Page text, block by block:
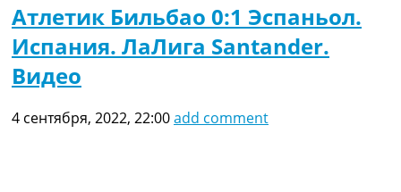
Атлетик Бильбао 0:1 Эспаньол.
Испания. ЛаЛига Santander.
Видео
4 сентября, 2022, 22:00add comment